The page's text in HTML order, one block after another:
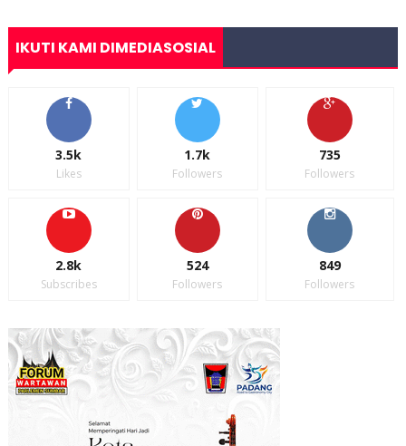
IKUTI KAMI DIMEDIASOSIAL
3.5k
Likes
1.7k
Followers
735
Followers
2.8k
Subscribes
524
Followers
849
Followers